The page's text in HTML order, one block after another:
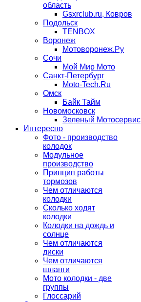
область
Gsxrclub.ru, Ковров
Подольск
TENBOX
Воронеж
Мотоворонеж.Ру
Сочи
Мой Мир Мото
Санкт-Петербург
Moto-Tech.Ru
Омск
Байк Тайм
Новомосковск
Зеленый Мотосервис
Интересно
Фото - производство
колодок
Модульное
производство
Принцип работы
тормозов
Чем отличаются
колодки
Сколько ходят
колодки
Колодки на дождь и
солнце
Чем отличаются
диски
Чем отличаются
шланги
Мото колодки - две
группы
Глоссарий